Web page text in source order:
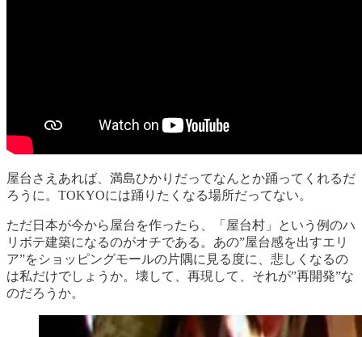
屋台さえあれば、満島ひかりだってなんとか踊ってくれるだ
ろうに。TOKYOには踊りたくなる場所だってない。
ただ日本が今から屋台を作ったら、「屋台村」という例のハ
リボテ建築になるのがオチである。あの”屋台感を出すエリ
ア”をショッピングモールの片隅に見る度に、悲しくなるの
は私だけでしょうか。壊して、再現して、それが”再開発”な
のだろうか。